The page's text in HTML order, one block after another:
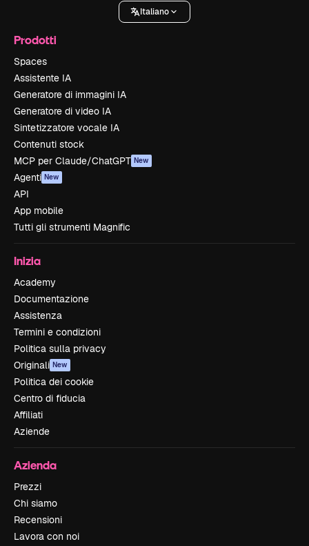
Italiano
Prodotti
Spaces
Assistente IA
Generatore di immagini IA
Generatore di video IA
Sintetizzatore vocale IA
Contenuti stock
MCP per Claude/ChatGPT New
Agenti New
API
App mobile
Tutti gli strumenti Magnific
Inizia
Academy
Documentazione
Assistenza
Termini e condizioni
Politica sulla privacy
Originali New
Politica dei cookie
Centro di fiducia
Affiliati
Aziende
Azienda
Prezzi
Chi siamo
Recensioni
Lavora con noi